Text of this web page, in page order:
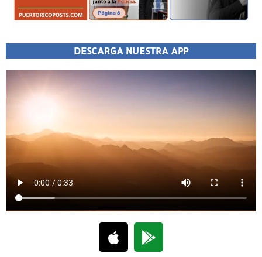
DESCARGA NUESTRA APP